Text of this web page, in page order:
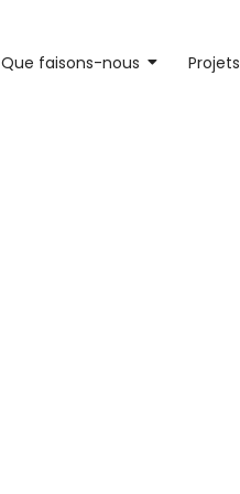
Que faisons-nous Projets